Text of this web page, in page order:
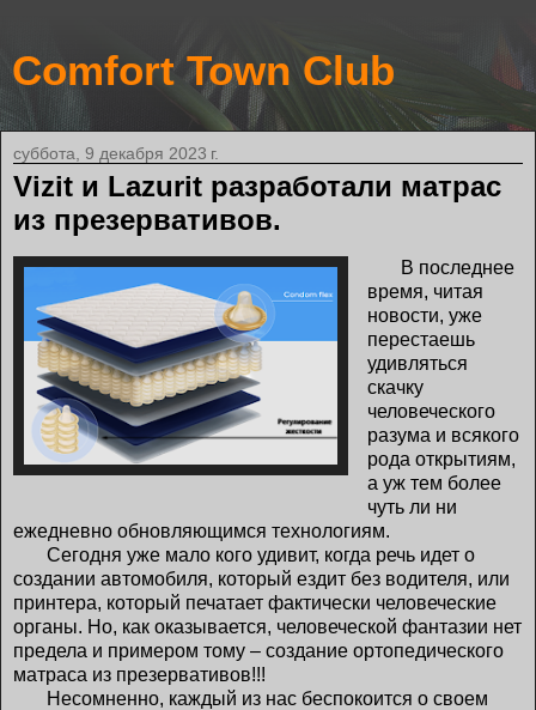
Comfort Town Club
суббота, 9 декабря 2023 г.
Vizit и Lazurit разработали матрас
из презервативов.
В последнее
время, читая
новости, уже
перестаешь
удивляться
скачку
человеческого
разума и всякого
рода открытиям,
а уж тем более
чуть ли ни
ежедневно обновляющимся технологиям.
Сегодня уже мало кого удивит, когда речь идет о
создании автомобиля, который ездит без водителя, или
принтера, который печатает фактически человеческие
органы. Но, как оказывается, человеческой фантазии нет
предела и примером тому – создание ортопедического
матраса из презервативов!!!
Несомненно, каждый из нас беспокоится о своем